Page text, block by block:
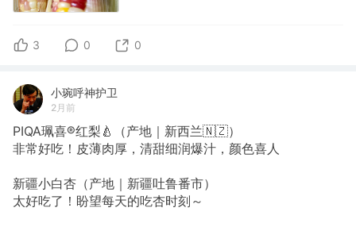
3 0 0
小琬呼神护卫
2月前
PIQA珮喜®️红梨🍐（产地｜新西兰🇳🇿）
非常好吃！皮薄肉厚，清甜细润爆汁，颜色喜人
新疆小白杏（产地｜新疆吐鲁番市）
太好吃了！盼望每天的吃杏时刻～